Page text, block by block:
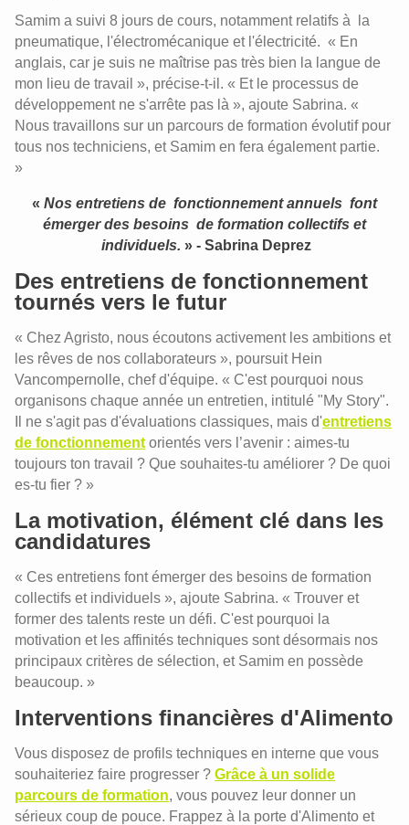
Samim a suivi 8 jours de cours, notamment relatifs à la
pneumatique, l'électromécanique et l'électricité. « En
anglais, car je suis ne maîtrise pas très bien la langue de
mon lieu de travail », précise-t-il. « Et le processus de
développement ne s'arrête pas là », ajoute Sabrina. «
Nous travaillons sur un parcours de formation évolutif pour
tous nos techniciens, et Samim en fera également partie.
»
« Nos entretiens de fonctionnement annuels font
émerger des besoins de formation collectifs et
individuels. » - Sabrina Deprez
Des entretiens de fonctionnement
tournés vers le futur
« Chez Agristo, nous écoutons activement les ambitions et
les rêves de nos collaborateurs », poursuit Hein
Vancompernolle, chef d'équipe. « C'est pourquoi nous
organisons chaque année un entretien, intitulé "My Story".
Il ne s'agit pas d'évaluations classiques, mais d'entretiens
de fonctionnement orientés vers l’avenir : aimes-tu
toujours ton travail ? Que souhaites-tu améliorer ? De quoi
es-tu fier ? »
La motivation, élément clé dans les
candidatures
« Ces entretiens font émerger des besoins de formation
collectifs et individuels », ajoute Sabrina. « Trouver et
former des talents reste un défi. C'est pourquoi la
motivation et les affinités techniques sont désormais nos
principaux critères de sélection, et Samim en possède
beaucoup. »
Interventions financières d'Alimento
Vous disposez de profils techniques en interne que vous
souhaiteriez faire progresser ? Grâce à un solide
parcours de formation, vous pouvez leur donner un
sérieux coup de pouce. Frappez à la porte d'Alimento et